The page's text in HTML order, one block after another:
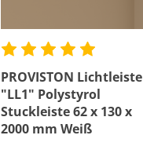
PROVISTON Lichtleiste
"LL1" Polystyrol
Stuckleiste 62 x 130 x
2000 mm Weiß